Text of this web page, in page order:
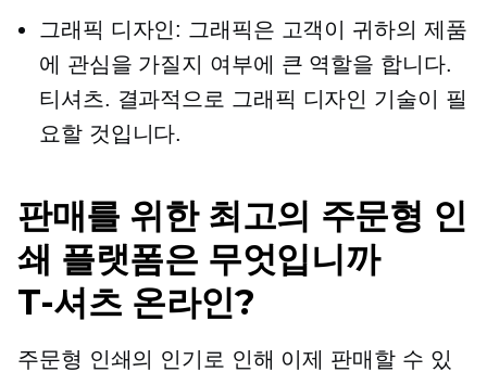
그래픽 디자인: 그래픽은 고객이 귀하의 제품
에 관심을 가질지 여부에 큰 역할을 합니다.
티셔츠. 결과적으로 그래픽 디자인 기술이 필
요할 것입니다.
판매를 위한 최고의 주문형 인
쇄 플랫폼은 무엇입니까
T-셔츠 온라인?
주문형 인쇄의 인기로 인해 이제 판매할 수 있